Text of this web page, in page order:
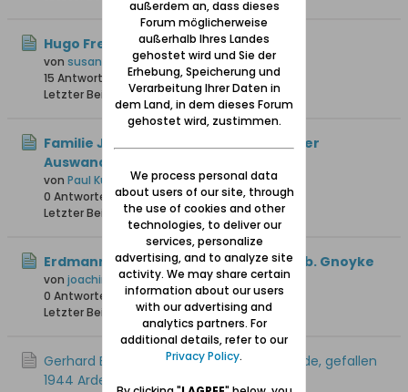
Hugo Freter
von susannefreter
15 Antworten
17.118 Hits0 Likes
Letzter Beitrag
23.07.2026, 17:28
Familie Johann Knoll – Herkunft vor der
Auswanderung 1766
von Paul Kuhlmann
0 Antworten 45 Hits0 Likes
Letzter Beitrag22.07.2026, 09:35
Erdmann Krüger oo Cornelia Bahr, geb. Gnoyke
von joachim1
0 Antworten
31 Hits0 Likes
Letzter Beitrag
20.07.2026, 20:59
Gerhard Bietau, geb 1921 in Weichselmünde, gefallen
1944 Ardennen
außerdem an, dass dieses
Forum möglicherweise
außerhalb Ihres Landes
gehostet wird und Sie der
Erhebung, Speicherung und
Verarbeitung Ihrer Daten in
dem Land, in dem dieses Forum
gehostet wird, zustimmen.
We process personal data
about users of our site, through
the use of cookies and other
technologies, to deliver our
services, personalize
advertising, and to analyze site
activity. We may share certain
information about our users
with our advertising and
analytics partners. For
additional details, refer to our
Privacy Policy.